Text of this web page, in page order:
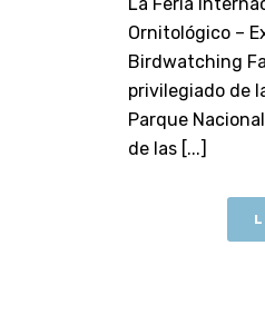
Ornitológico –
Birdwatching
privilegiado de
Parque
de las [...]